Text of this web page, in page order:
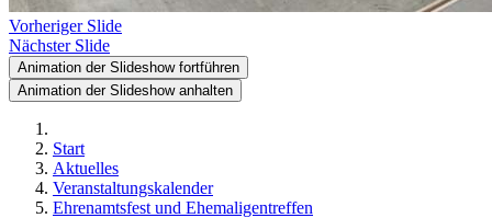
Vorheriger Slide
Nächster Slide
Animation der Slideshow fortführen
Animation der Slideshow anhalten
Start
Aktuelles
Veranstaltungskalender
Ehrenamtsfest und Ehemaligentreffen